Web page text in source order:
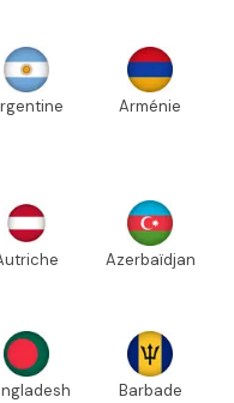
Arménie
Azerbaïdjan
Barbade